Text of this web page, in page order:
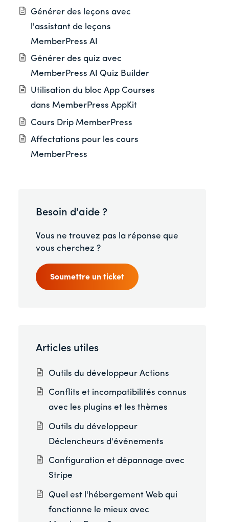
Générer des leçons avec
l'assistant de leçons
MemberPress AI
Générer des quiz avec
MemberPress AI Quiz Builder
Utilisation du bloc App Courses
dans MemberPress AppKit
Cours Drip MemberPress
Affectations pour les cours
MemberPress
Besoin d'aide ?
Vous ne trouvez pas la réponse que
vous cherchez ?
Soumettre un ticket
Articles utiles
Outils du développeur Actions
Conflits et incompatibilités connus
avec les plugins et les thèmes
Outils du développeur
Déclencheurs d'événements
Configuration et dépannage avec
Stripe
Quel est l'hébergement Web qui
fonctionne le mieux avec